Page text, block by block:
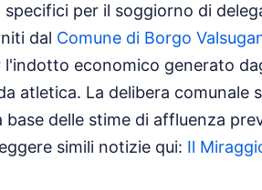
per il soggiorno di
dal Comune di Borgo
economico generato
atletica. La delibera comunale
delle stime di affluenza
simili notizie qui: Il